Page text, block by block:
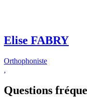
Elise FABRY
Orthophoniste
Questions